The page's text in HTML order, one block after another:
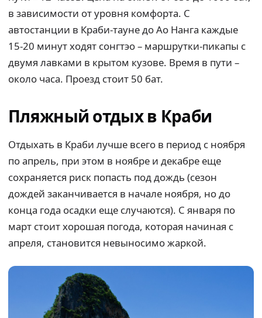
в зависимости от уровня комфорта. С
автостанции в Краби-тауне до Ао Нанга каждые
15-20 минут ходят сонгтэо – маршрутки-пикапы с
двумя лавками в крытом кузове. Время в пути –
около часа. Проезд стоит 50 бат.
Пляжный отдых в Краби
Отдыхать в Краби лучше всего в период с ноября
по апрель, при этом в ноябре и декабре еще
сохраняется риск попасть под дождь (сезон
дождей заканчивается в начале ноября, но до
конца года осадки еще случаются). С января по
март стоит хорошая погода, которая начиная с
апреля, становится невыносимо жаркой.